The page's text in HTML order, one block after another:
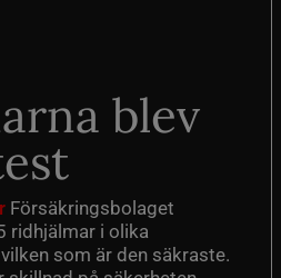
blev
Försäkringsbolaget
ridhjälmar i olika
som är den säkraste.